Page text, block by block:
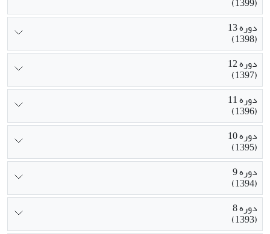
دوره 13
(1398)
دوره 12
(1397)
دوره 11
(1396)
دوره 10
(1395)
دوره 9
(1394)
دوره 8
(1393)